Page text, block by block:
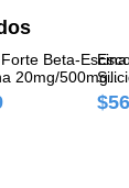
Beta-
20mg/500mg
x 40